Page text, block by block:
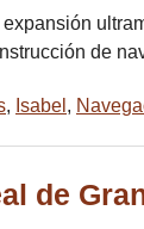
de
, Isabel ,
de